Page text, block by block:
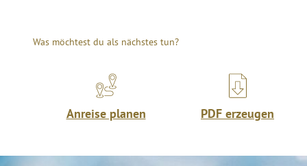
Was möchtest du als nächstes tun?
Anreise planen PDF erzeugen